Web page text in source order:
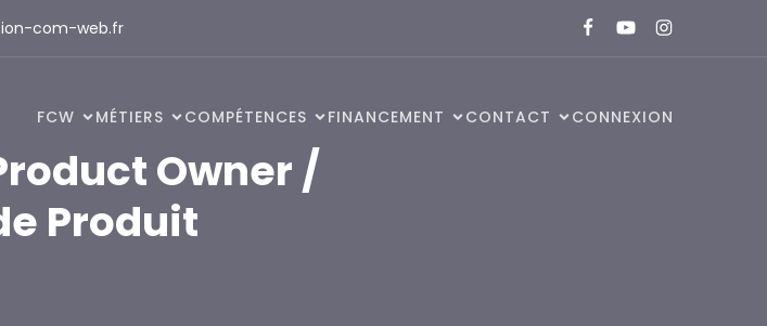
com-web.fr
FCW MÉTIERS COMPÉTENCES FINANCEMENT CONTACT CONNEXION
Owner /
Produit